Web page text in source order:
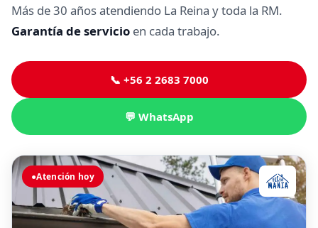
Más de 30 años atendiendo La Reina y toda la RM.
Garantía de servicio en cada trabajo.
📞 +56 2 2683 7000
💬 WhatsApp
●Atención hoy